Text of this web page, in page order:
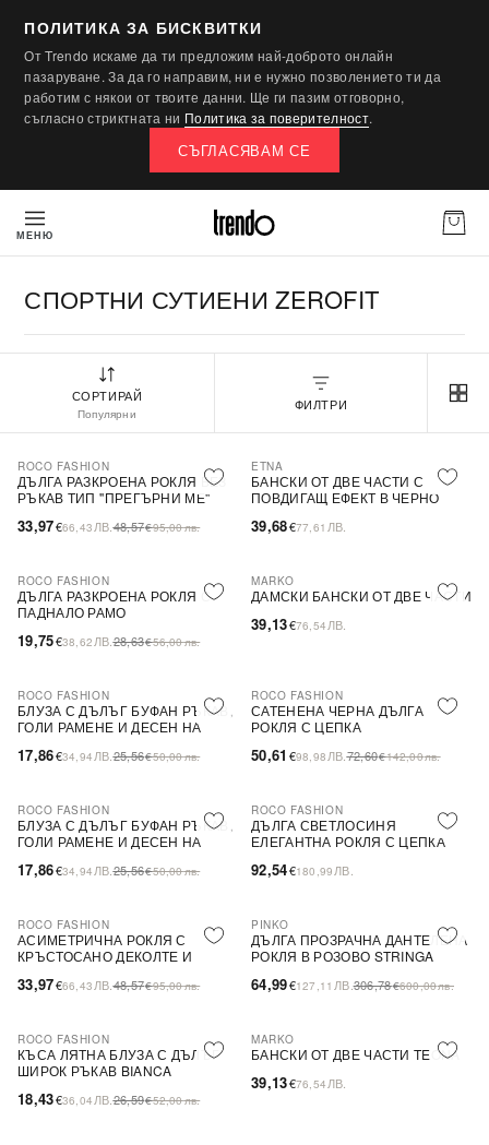
ПОЛИТИКА ЗА БИСКВИТКИ
От Trendo искаме да ти предложим най-доброто онлайн
пазаруване. За да го направим, ни е нужно позволението ти да
работим с някои от твоите данни. Ще ги пазим отговорно,
съгласно стриктната ни Политика за поверителност.
СЪГЛАСЯВАМ СЕ
МЕНЮ
СПОРТНИ СУТИЕНИ ZEROFIT
СОРТИРАЙ
Популярни
ФИЛТРИ
-30%
ROCO FASHION
ДЪЛГА РАЗКРОЕНА РОКЛЯ БЕЗ
РЪКАВ ТИП ''ПРЕГЪРНИ МЕ''
33,97€66,43 ЛВ.48,57€95,00лв.
ETNA
БАНСКИ ОТ ДВЕ ЧАСТИ С
ПОВДИГАЩ ЕФЕКТ В ЧЕРНО
39,68€77,61 ЛВ.
-31%
ROCO FASHION
ДЪЛГА РАЗКРОЕНА РОКЛЯ С
ПАДНАЛО РАМО
19,75€38,62 ЛВ.28,63€56,00лв.
MARKO
ДАМСКИ БАНСКИ ОТ ДВЕ ЧАСТИ
39,13€76,54 ЛВ.
-30%
ROCO FASHION
БЛУЗА С ДЪЛЪГ БУФАН РЪКАВ,
ГОЛИ РАМЕНЕ И ДЕСЕН НА
17,86€34,94 ЛВ.25,56€50,00лв.
-30%
ROCO FASHION
САТЕНЕНА ЧЕРНА ДЪЛГА
РОКЛЯ С ЦЕПКА
50,61 €98,98 ЛВ.72,60€142,00лв.
-30%
ROCO FASHION
БЛУЗА С ДЪЛЪГ БУФАН РЪКАВ,
ГОЛИ РАМЕНЕ И ДЕСЕН НА
17,86€34,94 ЛВ.25,56€50,00лв.
ROCO FASHION
ДЪЛГА СВЕТЛОСИНЯ
ЕЛЕГАНТНА РОКЛЯ С ЦЕПКА
92,54€180,99 ЛВ.
-30%
ROCO FASHION
АСИМЕТРИЧНА РОКЛЯ С
КРЪСТОСАНО ДЕКОЛТЕ И
33,97€66,43 ЛВ.48,57€95,00лв.
-79%
PINKO
ДЪЛГА ПРОЗРАЧНА ДАНТЕЛЕНА
РОКЛЯ В РОЗОВО STRINGA
64,99€127,11 ЛВ.306,78€600,00лв.
-31%
ROCO FASHION
КЪСА ЛЯТНА БЛУЗА С ДЪЛЪГ
ШИРОК РЪКАВ BIANCA
18,43€36,04 ЛВ.26,59€52,00лв.
MARKO
БАНСКИ ОТ ДВЕ ЧАСТИ TEONA
39,13€76,54 ЛВ.